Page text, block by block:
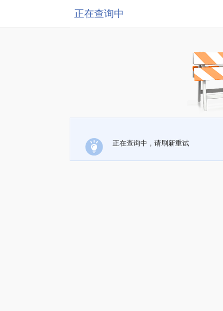
正在查询中
正在查询中，请刷新重试